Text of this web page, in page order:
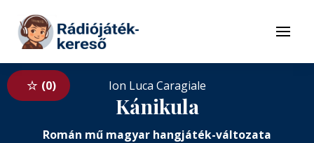
Tovább a tartalomhoz
Menü
0 Ion Luca Caragiale
Kánikula
Román mű magyar hangjáték-változata